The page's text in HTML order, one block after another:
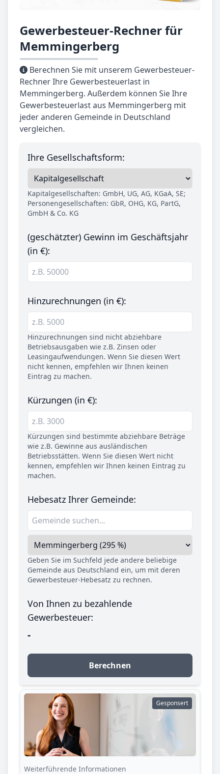
Gewerbesteuer-Rechner für
Memmingerberg
Berechnen Sie mit unserem Gewerbesteuer-
Rechner Ihre Gewerbesteuerlast in
Memmingerberg. Außerdem können Sie Ihre
Gewerbesteuerlast aus Memmingerberg mit
jeder anderen Gemeinde in Deutschland
vergleichen.
Ihre Gesellschaftsform:
Kapitalgesellschaften: GmbH, UG, AG, KGaA, SE;
Personengesellschaften: GbR, OHG, KG, PartG,
GmbH & Co. KG
(geschätzter) Gewinn im Geschäftsjahr
(in €):
Hinzurechnungen (in €):
Hinzurechnungen sind nicht abziehbare
Betriebsausgaben wie z.B. Zinsen oder
Leasingaufwendungen. Wenn Sie diesen Wert
nicht kennen, empfehlen wir Ihnen keinen
Eintrag zu machen.
Kürzungen (in €):
Kürzungen sind bestimmte abziehbare Beträge
wie z.B. Gewinne aus ausländischen
Betriebsstätten. Wenn Sie diesen Wert nicht
kennen, empfehlen wir Ihnen keinen Eintrag zu
machen.
Hebesatz Ihrer Gemeinde:
Geben Sie im Suchfeld jede andere beliebige
Gemeinde aus Deutschland ein, um mit deren
Gewerbesteuer-Hebesatz zu rechnen.
Von Ihnen zu bezahlende
Gewerbesteuer:
-
Berechnen
Gesponsert
Weiterführende Informationen